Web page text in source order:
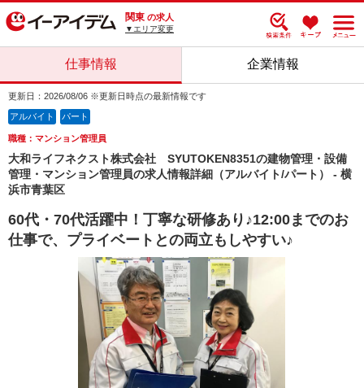
関東 の求人
▼エリア変更
仕事情報 企業情報
更新日：2026/08/06 ※更新日時点の最新情報です
アルバイト パート
職種：マンション管理員
大和ライフネクスト株式会社 SYUTOKEN8351の建物管理・設備
管理・マンション管理員の求人情報詳細（アルバイト/パート） - 横
浜市青葉区
60代・70代活躍中！丁寧な研修あり♪12:00までのお
仕事で、プライベートとの両立もしやすい♪